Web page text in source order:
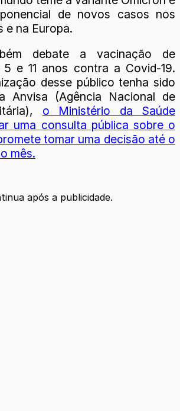
de novos casos nos
e na Europa.
debate a vacinação de
e 11 anos contra a Covid-19.
desse público tenha sido
Anvisa (Agência Nacional de
o Ministério da Saúde
uma consulta pública sobre o
tomar uma decisão até o
mês.
após a publicidade.